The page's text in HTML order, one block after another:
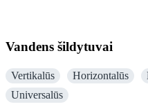
Vandens šildytuvai
Vertikalūs Horizontalūs
Universalūs